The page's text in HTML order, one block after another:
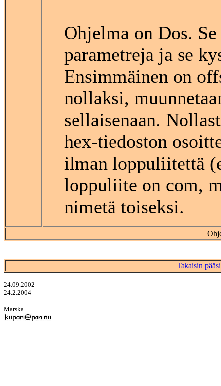
Ohjelma on Dos.
parametreja ja se
Ensimmäinen on
nollaksi,
sellaisenaan.
hex-tiedoston
ilman loppuliitettä
loppuliite on com,
nimetä toiseksi.
Takaisin
24.09.2002
24.2.2004
Marska